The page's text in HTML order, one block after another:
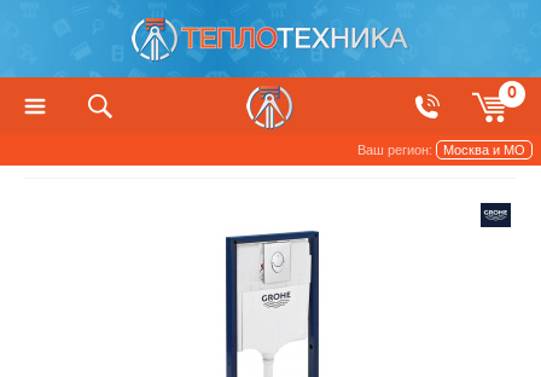
0
Ваш регион: Москва и МО